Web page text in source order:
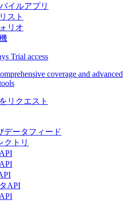
イルアプリ
スト
リオ
Trial access
coverage and advanced
リクエスト
データフィード
クトリ
API